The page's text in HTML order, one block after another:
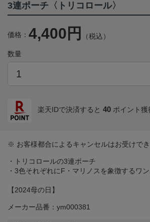
3連ポーチ〈トリコロール〉
価格： 4,400円 （税込）
数量
楽天IDで決済すると 40 ポイント獲
※ お客様都合によるキャンセルはお受けでき
・トリコロールの3連ポーチ
・3色それぞれにF・マリノスを象徴するワ
【2024母の日】
メーカー品番：ym000381